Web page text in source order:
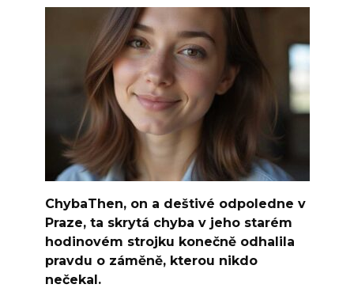
ChybaThen, on a deštivé odpoledne v
Praze, ta skrytá chyba v jeho starém
hodinovém strojku konečně odhalila
pravdu o záměně, kterou nikdo
nečekal.